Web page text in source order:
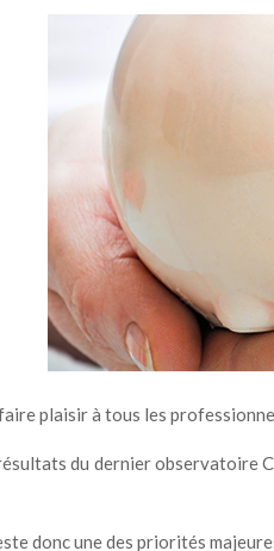
plaisir à tous les
du dernier observatoire
donc une des priorités